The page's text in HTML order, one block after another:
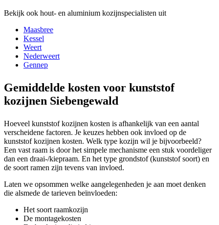
Bekijk ook hout- en aluminium kozijnspecialisten uit
Maasbree
Kessel
Weert
Nederweert
Gennep
Gemiddelde kosten voor kunststof
kozijnen Siebengewald
Hoeveel kunststof kozijnen kosten is afhankelijk van een aantal
verscheidene factoren. Je keuzes hebben ook invloed op de
kunststof kozijnen kosten. Welk type kozijn wil je bijvoorbeeld?
Een vast raam is door het simpele mechanisme een stuk voordeliger
dan een draai-/kiepraam. En het type grondstof (kunststof soort) en
de soort ramen zijn tevens van invloed.
Laten we opsommen welke aangelegenheden je aan moet denken
die alsmede de tarieven beïnvloeden:
Het soort raamkozijn
De montagekosten